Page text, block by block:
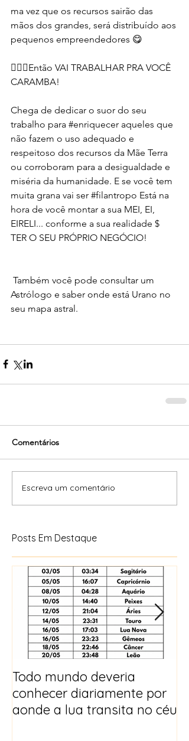
ma vez que os recursos sairão das
mãos dos grandes, será distribuído aos
pequenos empreendedores 😋
🏃🏽‍♀️Então VAI TRABALHAR PRA VOCÊ
CARAMBA!
Chega de dedicar o suor do seu
trabalho para #enriquecer aqueles que
não fazem o uso adequado e
respeitoso dos recursos da Mãe Terra
ou corroboram para a desigualdade e
miséria da humanidade. E se você tem
muita grana vai ser #filantropo Está na
hora de você montar a sua MEI, EI,
EIRELI... conforme a sua realidade $
TER O SEU PRÓPRIO NEGÓCIO!
Astrólogo e saber onde está Urano no
seu mapa astral.
Comentários
Escreva um comentário
Posts Em Destaque
Todo mundo deveria
conhecer diariamente por
aonde a lua transita no céu